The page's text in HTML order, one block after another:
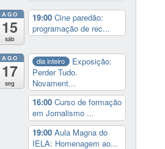
AGO
15
sáb
19:00 Cine paredão:
programação de rec...
AGO
17
seg
dia inteiro
Exposição:
Perder Tudo.
Novament...
16:00 Curso de formação
em Jornalismo ...
19:00 Aula Magna do
IELA: Homenagem ao...